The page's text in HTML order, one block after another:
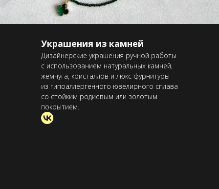
Украшения из камней
Дизайнерские украшения ручной работы
с использованием натуральных камней,
жемчуга, кристаллов и люкс фурнитуры
из гипоаллергенного ювелирного сплава
со стойким родиевым или золотым
покрытием.